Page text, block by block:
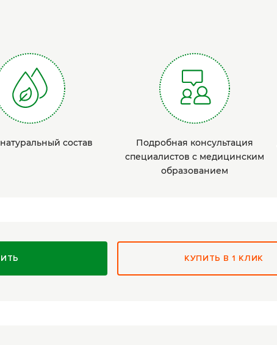
состав
Подробная консультация
специалистов с медицинским
образованием
КУПИТЬ В 1 КЛИК